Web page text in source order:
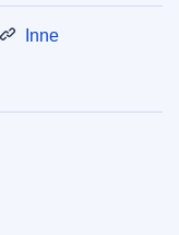
Inne